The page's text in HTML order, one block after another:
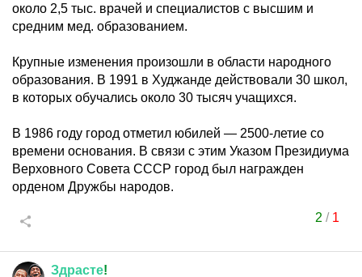
около 2,5 тыс. врачей и специалистов с высшим и
средним мед. образованием.
Крупные изменения произошли в области народного
образования. В 1991 в Худжанде действовали 30 школ,
в которых обучались около 30 тысяч учащихся.
В 1986 году город отметил юбилей — 2500-летие со
времени основания. В связи с этим Указом Президиума
Верховного Совета СССР город был награжден
орденом Дружбы народов.
2 / 1
Здрасте!